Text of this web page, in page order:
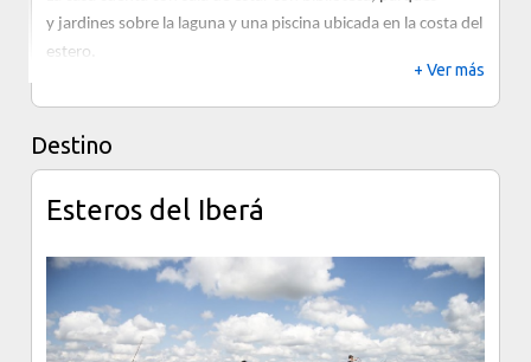
y jardines sobre la laguna y una piscina ubicada en la costa del
estero.
Sus habitaciones, cómodas, amplias y luminosas, conservan
la decoración de las refinadas viviendas rurales, con
las comodidades y servicio de una hotelería profesional.
Disponemos de cinco habitaciones con baño privado donde
pueden acomodarse hasta 4 personas en cada una.
Los jardines permiten disfrutar como en ningún otro lugar
+ Ver más
Destino
Esteros del Iberá